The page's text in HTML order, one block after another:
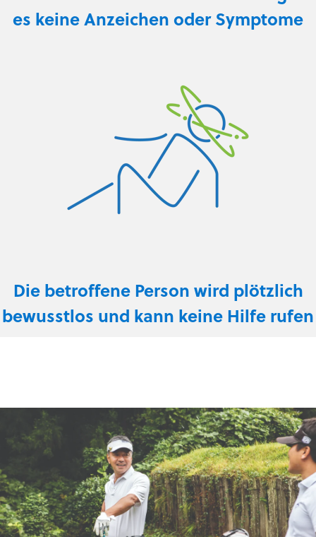
es keine Anzeichen oder Symptome
Die betroffene Person wird plötzlich
bewusstlos und kann keine Hilfe rufen